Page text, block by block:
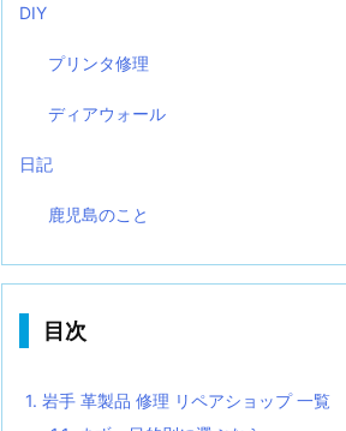
DIY
プリンタ修理
ディアウォール
日記
鹿児島のこと
目次
1. 岩手 革製品 修理 リペアショップ 一覧